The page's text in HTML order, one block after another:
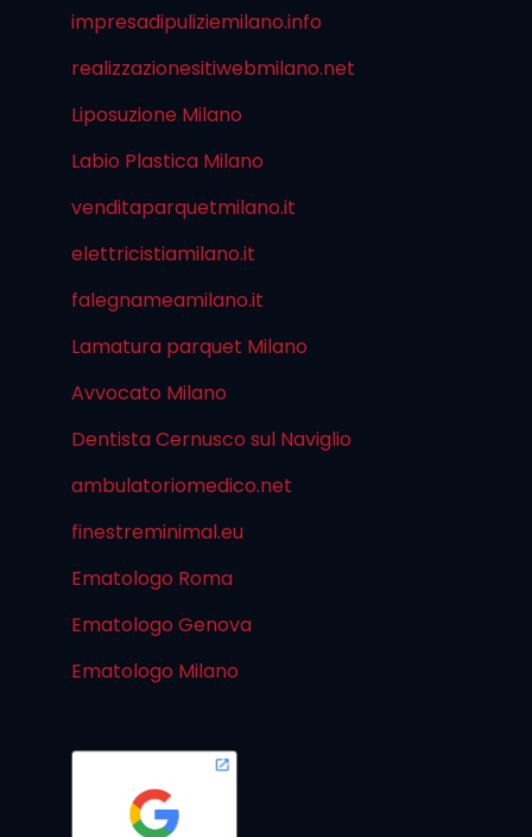
impresadipuliziemilano.info
realizzazionesitiwebmilano.net
Liposuzione Milano
Labio Plastica Milano
venditaparquetmilano.it
elettricistiamilano.it
falegnameamilano.it
Lamatura parquet Milano
Avvocato Milano
Dentista Cernusco sul Naviglio
ambulatoriomedico.net
finestreminimal.eu
Ematologo Roma
Ematologo Genova
Ematologo Milano